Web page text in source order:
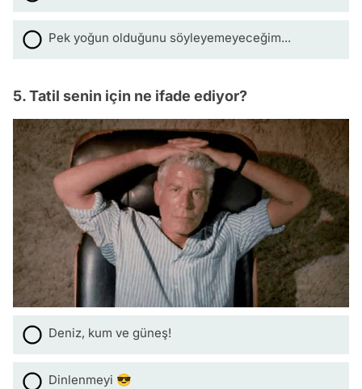
Pek yoğun olduğunu söyleyemeyeceğim...
5. Tatil senin için ne ifade ediyor?
Deniz, kum ve güneş!
Dinlenmeyi 😎